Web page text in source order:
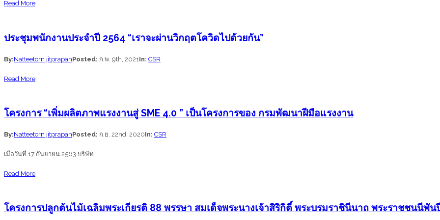
Read Moreabout
ท็อปส์
เนีย
แอนด์
จำกัด
กิจกรรม
ประชุมพนักงานประจำปี 2564 “เราจะผ่านวิกฤตโควิดไปด้วยกัน”
By:Natteetorn jitprapanPosted: ก.พ. 9th, 2021 In: CSR
Read Moreabout
พนักงาน
ประจำ
“เรา
โค
โครงการ “เพิ่มผลิตภาพแรงงานสู่ SME 4.0 ” เป็นโครงการของ กรมพัฒนาฝีมือแรงงาน
By:Natteetorn jitprapanPosted: ก.ย. 22nd, 2020In: CSR
เมื่อวันที่ 17 กันยายน 2563 บริษัท
Read Moreabout
ผลิต
โครงการปลูกต้นไม้เฉลิมพระเกียรติ 88 พรรษา สมเด็จพระนางเจ้าสิริกิติ์ พระบรมราชินีนาถ พระราชชนนีพัน